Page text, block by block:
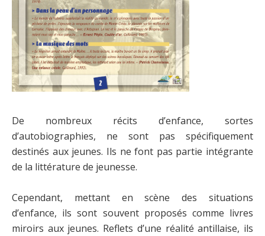
De nombreux récits d’enfance, sortes
d’autobiographies, ne sont pas spécifiquement
destinés aux jeunes. Ils ne font pas partie intégrante
de la littérature de jeunesse.
Cependant, mettant en scène des situations
d’enfance, ils sont souvent proposés comme livres
miroirs aux jeunes. Reflets d’une réalité antillaise, ils